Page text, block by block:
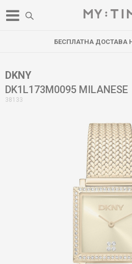
БЕСПЛАТНА ДОСТАВА
DKNY
DK1L173M0095 MILANESE
38133